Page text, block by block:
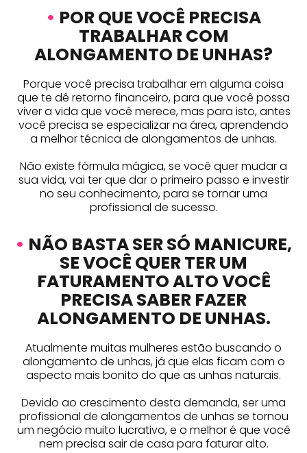
• POR QUE VOCÊ PRECISA
TRABALHAR COM
ALONGAMENTO DE UNHAS?
Porque você precisa trabalhar em alguma coisa
que te dê retorno financeiro, para que você possa
viver a vida que você merece, mas para isto, antes
você precisa se especializar na área, aprendendo
a melhor técnica de alongamentos de unhas.
Não existe fórmula mágica, se você quer mudar a
sua vida, vai ter que dar o primeiro passo e investir
no seu conhecimento, para se tornar uma
profissional de sucesso.
• NÃO BASTA SER SÓ MANICURE,
SE VOCÊ QUER TER UM
FATURAMENTO ALTO VOCÊ
PRECISA SABER FAZER
ALONGAMENTO DE UNHAS.
Atualmente muitas mulheres estão buscando o
alongamento de unhas, já que elas ficam com o
aspecto mais bonito do que as unhas naturais.
Devido ao crescimento desta demanda, ser uma
profissional de alongamentos de unhas se tornou
um negócio muito lucrativo, e o melhor é que você
nem precisa sair de casa para faturar alto.